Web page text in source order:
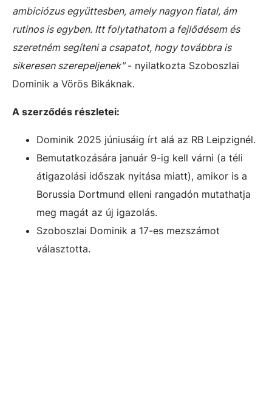
ambiciózus együttesben, amely nagyon fiatal, ám
rutinos is egyben. Itt folytathatom a fejlődésem és
szeretném segíteni a csapatot, hogy továbbra is
sikeresen szerepeljenek"- nyilatkozta Szoboszlai
Dominik a Vörös Bikáknak.
A szerződés részletei:
Dominik 2025 júniusáig írt alá az RB Leipzignél.
Bemutatkozására január 9-ig kell várni (a téli
átigazolási időszak nyitása miatt), amikor is a
Borussia Dortmund elleni rangadón mutathatja
meg magát az új igazolás.
Szoboszlai Dominik a 17-es mezszámot
választotta.